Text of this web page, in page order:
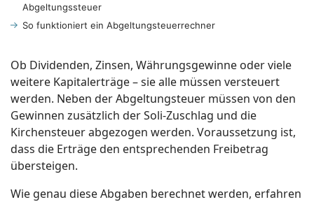
Abgeltungssteuer
So funktioniert ein Abgeltungsteuerrechner
Ob Dividenden, Zinsen, Währungsgewinne oder viele
weitere Kapitalerträge – sie alle müssen versteuert
werden. Neben der Abgeltungsteuer müssen von den
Gewinnen zusätzlich der Soli-Zuschlag und die
Kirchensteuer abgezogen werden. Voraussetzung ist,
dass die Erträge den entsprechenden Freibetrag
übersteigen.
Wie genau diese Abgaben berechnet werden, erfahren